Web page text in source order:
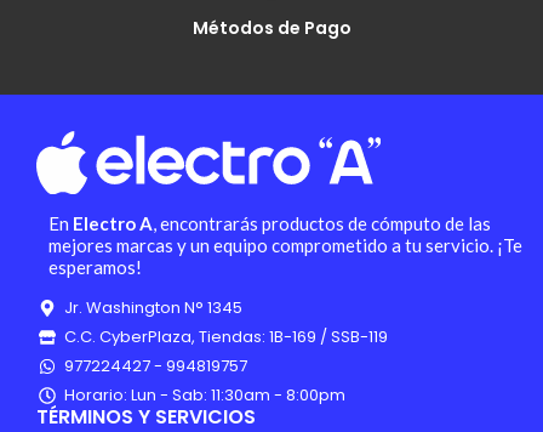
Métodos de Pago
En Electro A, encontrarás productos de cómputo de las
mejores marcas y un equipo comprometido a tu servicio. ¡Te
esperamos!
Jr. Washington N° 1345
C.C. CyberPlaza, Tiendas: 1B-169 / SSB-119
977224427 - 994819757
Horario: Lun - Sab: 11:30am - 8:00pm
TÉRMINOS Y SERVICIOS